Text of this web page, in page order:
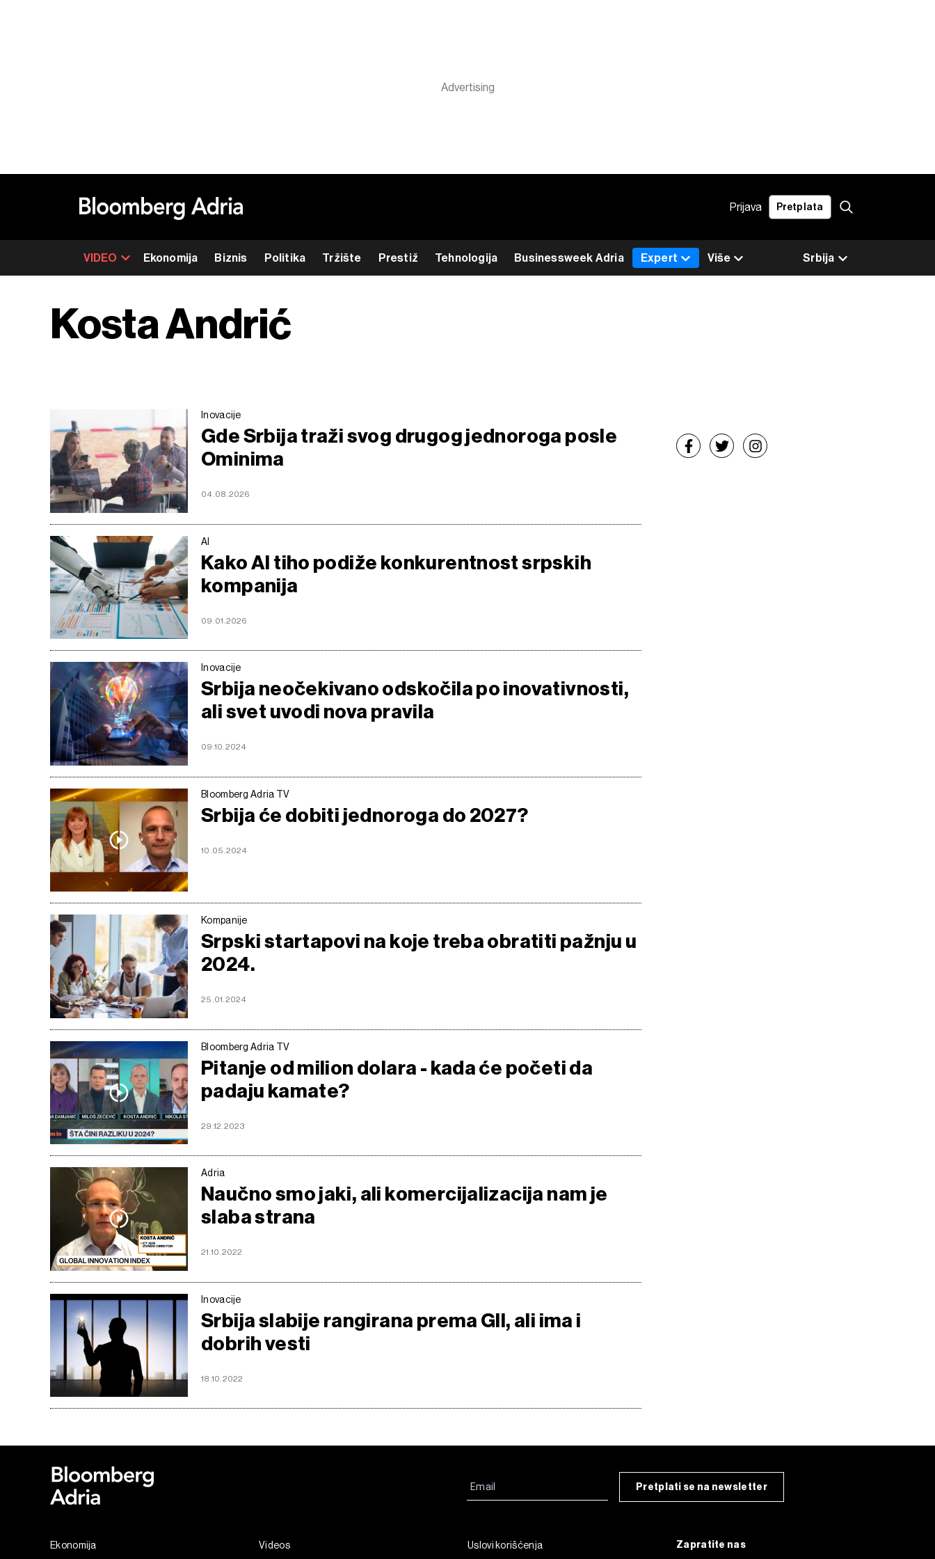
Prijava Pretplata
VIDEO Ekonomija Biznis Politika Tržište Prestiž Tehnologija Businessweek Adria Srbija
Expert Više
Kosta Andrić
Inovacije
Gde Srbija traži svog drugog jednoroga posle
Ominima
04.08.2026
AI
Kako AI tiho podiže konkurentnost srpskih
kompanija
09.01.2026
Inovacije
Srbija neočekivano odskočila po inovativnosti,
ali svet uvodi nova pravila
09.10.2024
Bloomberg Adria TV
Srbija će dobiti jednoroga do 2027?
10.05.2024
Kompanije
Srpski startapovi na koje treba obratiti pažnju u
2024.
25.01.2024
Bloomberg Adria TV
Pitanje od milion dolara - kada će početi da
padaju kamate?
29.12.2023
Adria
Naučno smo jaki, ali komercijalizacija nam je
slaba strana
21.10.2022
Inovacije
Srbija slabije rangirana prema GII, ali ima i
dobrih vesti
18.10.2022
Pretplati se na newsletter
Ekonomija Videos Uslovi korišćenja Zapratite nas